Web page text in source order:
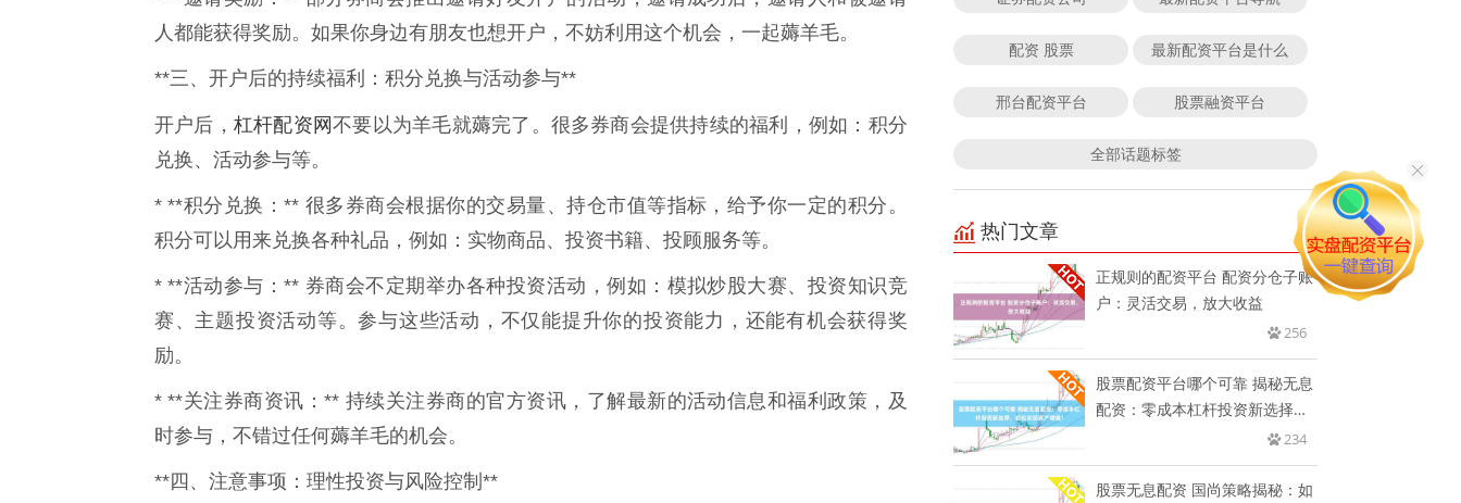
人都能获得奖励。如果你身边有朋友也想开户，不妨利用这个机会，一起薅羊毛。
**三、开户后的持续福利：积分兑换与活动参与**
开户后， 杠杆配资网不要以为羊毛就薅完了。很多券商会提供持续的福利，例如：积分
兑换、活动参与等。
* **积分兑换：** 很多券商会根据你的交易量、持仓市值等指标，给予你一定的积分。
积分可以用来兑换各种礼品，例如：实物商品、投资书籍、投顾服务等。
* **活动参与：** 券商会不定期举办各种投资活动，例如：模拟炒股大赛、投资知识竞
赛、主题投资活动等。参与这些活动，不仅能提升你的投资能力，还能有机会获得奖
励。
* **关注券商资讯：** 持续关注券商的官方资讯，了解最新的活动信息和福利政策，及
时参与，不错过任何薅羊毛的机会。
**四、注意事项：理性投资与风险控制**
配资 股票 最新配资平台是什么
邢台配资平台 股票融资平台
全部话题标签
热门文章
正规则的配资平台 配资分仓子账
户：灵活交易，放大收益
256
股票配资平台哪个可靠 揭秘无息
配资：零成本杠杆投资新选择，
234
股票无息配资 国尚策略揭秘：如